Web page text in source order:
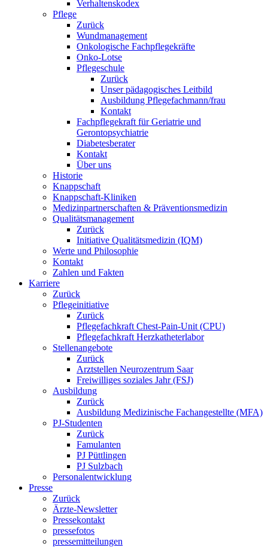
Verhaltenskodex
Pflege
Zurück
Wundmanagement
Onkologische Fachpflegekräfte
Onko-Lotse
Pflegeschule
Zurück
Unser pädagogisches Leitbild
Ausbildung Pflegefachmann/frau
Kontakt
Fachpflegekraft für Geriatrie und
Gerontopsychiatrie
Diabetesberater
Kontakt
Über uns
Historie
Knappschaft
Knappschaft-Kliniken
Medizinpartnerschaften & Präventionsmedizin
Qualitäts­management
Zurück
Initiative Qualitätsmedizin (IQM)
Werte und Philosophie
Kontakt
Zahlen und Fakten
Karriere
Zurück
Pflegeinitiative
Zurück
Pflegefachkraft Chest-Pain-Unit (CPU)
Pflegefachkraft Herzkatheterlabor
Stellenangebote
Zurück
Arztstellen Neurozentrum Saar
Freiwilliges soziales Jahr (FSJ)
Ausbildung
Zurück
Ausbildung Medizinische Fachangestellte (MFA)
PJ-Studenten
Zurück
Famulanten
PJ Püttlingen
PJ Sulzbach
Personalentwicklung
Presse
Zurück
Ärzte-Newsletter
Pressekontakt
pressefotos
pressemitteilungen